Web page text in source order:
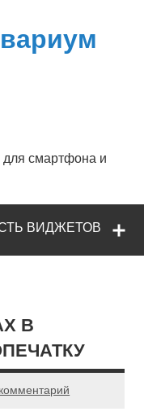
для смартфона и
ВИДЖЕТОВ
В